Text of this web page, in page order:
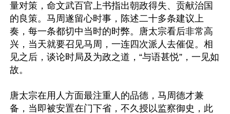
量对策，命文武百官上书指出朝政得失、贡献治国
的良策。马周遂留心时事，陈述二十多条建议上
奏，每一条都切中当时的时弊。唐太宗看后非常高
兴，当天就要召见马周，一连四次派人去催促。相
见之后，谈论时局及为政之道，“与语甚悦”，一见如
故。
唐太宗在用人方面最注重人的品德，马周德才兼
备，当即被安置在门下省，不久授以监察御史，此